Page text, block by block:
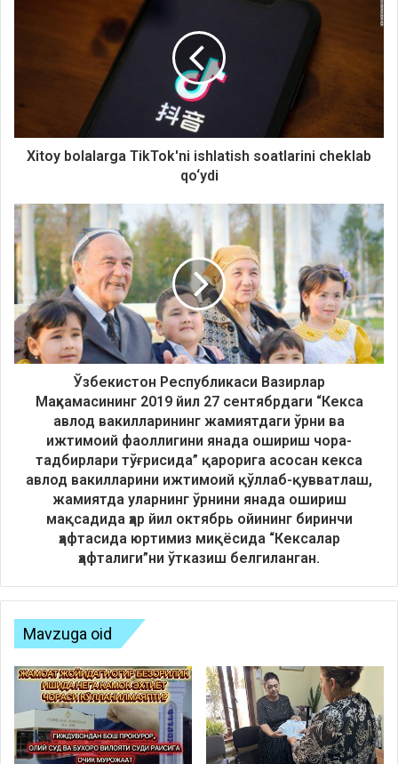
Xitoy bolalarga TikTok'ni ishlatish soatlarini cheklab
qo‘ydi
Ўзбекистон Республикаси Вазирлар
Маҳкамасининг 2019 йил 27 сентябрдаги “Кекса
авлод вакилларининг жамиятдаги ўрни ва
ижтимоий фаоллигини янада ошириш чора-
тадбирлари тўғрисида” қарорига асосан кекса
авлод вакилларини ижтимоий қўллаб-қувватлаш,
жамиятда уларнинг ўрнини янада ошириш
мақсадида ҳар йил октябрь ойининг биринчи
ҳафтасида юртимиз миқёсида “Кексалар
ҳафталиги”ни ўтказиш белгиланган.
Mavzuga oid